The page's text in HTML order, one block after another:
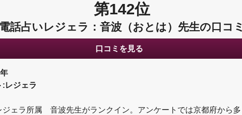
第142位
電話占いレジェラ：音波（おとは）先生の口コミ
口コミを見る
:レジェラ
ジェラ所属 音波先生がランクイン。アンケートでは京都府から